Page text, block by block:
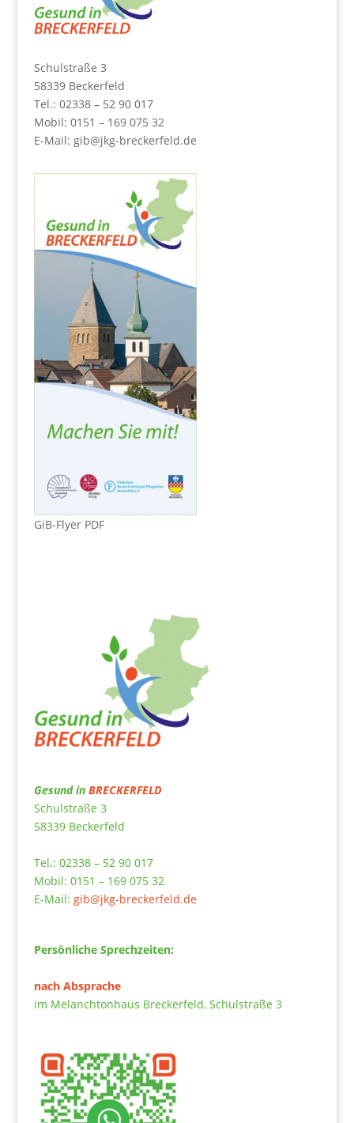
Schulstraße 3
58339 Beckerfeld
Tel.: 02338 – 52 90 017
Mobil: 0151 – 169 075 32
E-Mail: gib@jkg-breckerfeld.de
GiB-Flyer PDF
Gesund in BRECKERFELD
Schulstraße 3
58339 Beckerfeld
Tel.: 02338 – 52 90 017
Mobil: 0151 – 169 075 32
E-Mail: gib@jkg-breckerfeld.de
Persönliche Sprechzeiten:
nach Absprache
im Melanchtonhaus Breckerfeld, Schulstraße 3